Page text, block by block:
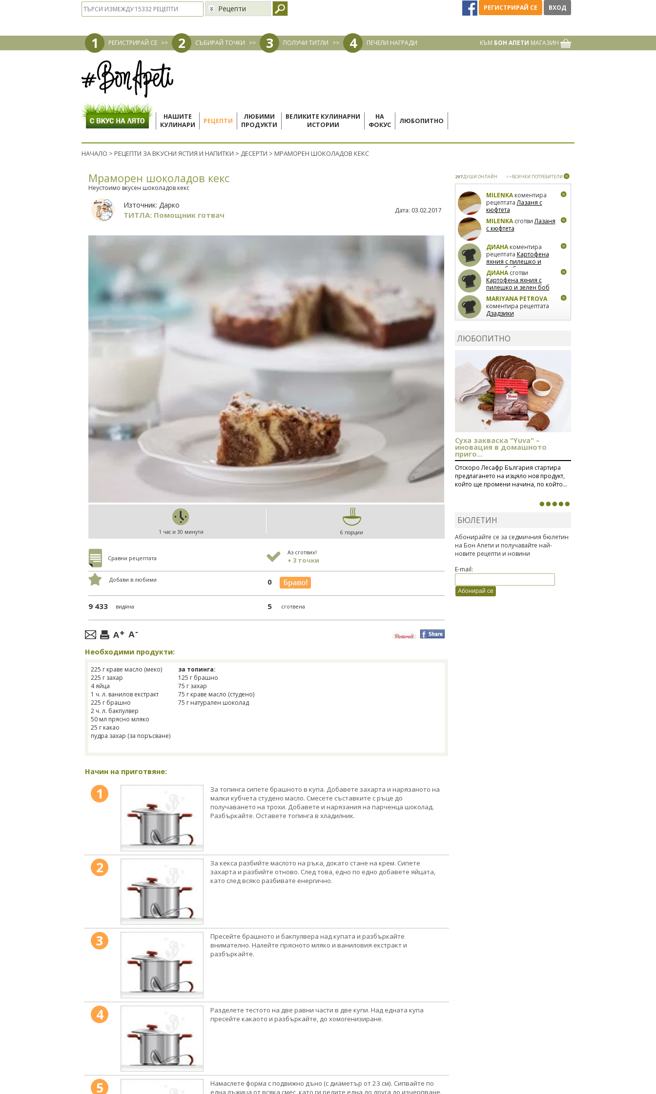
Рецепти РЕГИСТРИРАЙ СЕ ВХОД
1 РЕГИСТРИРАЙ СЕ >> 2 СЪБИРАЙ ТОЧКИ >> 3 ПОЛУЧИ ТИТЛИ >> 4 ПЕЧЕЛИ НАГРАДИ КЪМ БОН АПЕТИ МАГАЗИН
НАШИТЕ
КУЛИНАРИ
РЕЦЕПТИ
ЛЮБИМИ
ПРОДУКТИ
ВЕЛИКИТЕ КУЛИНАРНИ
ИСТОРИИ
НА
ФОКУС
ЛЮБОПИТНО
НАЧАЛО > РЕЦЕПТИ ЗА ВКУСНИ ЯСТИЯ И НАПИТКИ > ДЕСЕРТИ > МРАМОРЕН ШОКОЛАДОВ КЕКС
Мраморен шоколадов кекс
Неустоимо вкусен шоколадов кекс
Източник: Дарко
ТИТЛА: Помощник готвач Дата: 03.02.2017
1 час и 30 минути 6 порции
Сравни рецептата
Аз сготвих!
+ 3 точки
Добави в любими 0
9 433 видяна 5 сготвена
Необходими продукти:
225 г краве масло (меко)
225 г захар
4 яйца
1 ч. л. ванилов екстракт
225 г брашно
2 ч. л. бакпулвер
50 мл прясно мляко
25 г какао
пудра захар (за поръсване)
за топинга:
125 г брашно
75 г захар
75 г краве масло (студено)
75 г натурален шоколад
Начин на приготвяне:
1
За топинга сипете брашното в купа. Добавете захарта и нарязаното на
малки кубчета студено масло. Смесете съставките с ръце до
получаването на трохи. Добавете и нарязания на парченца шоколад.
Разбъркайте. Оставете топинга в хладилник.
2
За кекса разбийте маслото на ръка, докато стане на крем. Сипете
захарта и разбийте отново. След това, едно по едно добавете яйцата,
като след всяко разбивате енергично.
3
Пресейте брашното и бакпулвера над купата и разбъркайте
внимателно. Налейте прясното мляко и ваниловия екстракт и
разбъркайте.
4
Разделете тестото на две равни части в две купи. Над едната купа
пресейте какаото и разбъркайте, до хомогенизиране.
5
Намаслете форма с подвижно дъно (с диаметър от 23 см). Сипвайте по
една лъжица от всяка смес, като ги редите една до друга до изчерпване.
297ДУШИ ОНЛАЙН >>ВСИЧКИ ПОТРЕБИТЕЛИ
MILENKAкоментира
рецептатаЛазаня с
кюфтета
MILENKAсготвиЛазаня
с кюфтета
ДИАНАкоментира
рецептата Картофена
яхния с пилешко и
зелен боб
ДИАНАсготви
Картофена яхния с
пилешко и зелен боб
MARIYANA PETROVA
коментира рецептата
Дзадзики
сготвиДзадзики
ЛЮБОПИТНО
Суха закваска "Yuva" –
иновация в домашното
приго...
Отскоро Лесафр България стартира
предлагането на изцяло нов продукт,
който ще промени начина, по който...
БЮЛЕТИН
Абонирайте се за седмичния бюлетин
на Бон Апети и получавайте най-
новите рецепти и новини
E-mail: